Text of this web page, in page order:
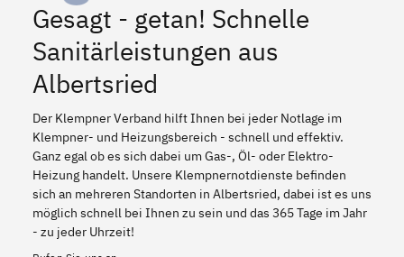
Gesagt - getan! Schnelle
Sanitärleistungen aus
Albertsried
Der Klempner Verband hilft Ihnen bei jeder Notlage im
Klempner- und Heizungsbereich - schnell und effektiv.
Ganz egal ob es sich dabei um Gas-, Öl- oder Elektro-
Heizung handelt. Unsere Klempnernotdienste befinden
sich an mehreren Standorten in Albertsried, dabei ist es uns
möglich schnell bei Ihnen zu sein und das 365 Tage im Jahr
- zu jeder Uhrzeit!